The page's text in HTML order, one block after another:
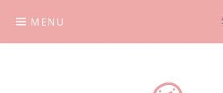
content
MENU